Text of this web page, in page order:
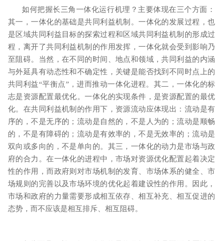
如何把握长三角一体化运行机理？主要体现在三个方面：
其一，一体化的基础是共同利益机制。一体化的发展过程，也
是区域共同利益目标的探索过程和区域共同利益机制的形成过
程，离开了共同利益机制的作用发挥，一体化就会受到影响乃
至阻碍。当然，在不同的时间、地点和领域，共同利益的内涵
与外延具有动态性和不确定性，关键是能否找到不同时点上的
共同利益“平衡点”，进而推动一体化进程。其二，一体化的标
志是资源配置最优化。一体化的实现条件，是资源配置的最优
化。在共同利益机制的作用下，资源流动应体现出：流动是有
序的，不是无序的；流动是自然的，不是人为的；流动是顺畅
的，不是有障碍的；流动是有效率的，不是无效率的；流动是
双向或多向的，不是单向的。其三，一体化的动力是市场与政
府的合力。在一体化的进程中，市场对资源优化配置起着决定
性的作用，而政府则对市场机制的发育、市场体系的健全、市
场规则的完善以及市场环境的优化起着建设性的作用。因此，
市场和政府的力量需要形成相互依存、相互补充、相互促进的
态势，而不应该是相互排斥、相互阻碍。